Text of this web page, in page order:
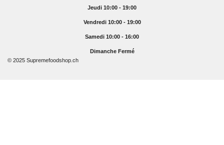
Jeudi 10:00 - 19:00
Vendredi 10:00 - 19:00
Samedi 10:00 - 16:00
Dimanche Fermé
© 2025 Supremefoodshop.ch